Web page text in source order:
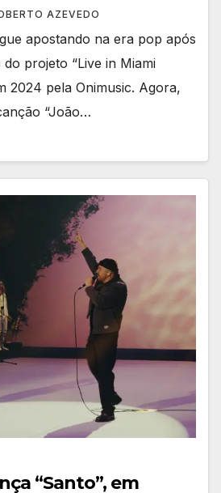
AZEVEDO
apostando na era pop após
projeto “Live in Miami
2024 pela Onimusic. Agora,
“João…
“Santo”, em